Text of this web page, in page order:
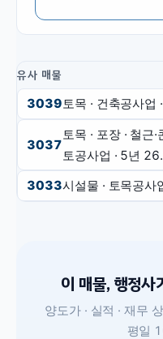
유사 매물
3039토목 · 건축공사업
3037
토목 · 포장 · 철근
토공사업 · 5년
3033시설물 · 토목공사
이 매물, 행정사
양도가 · 실적 · 재무
평일